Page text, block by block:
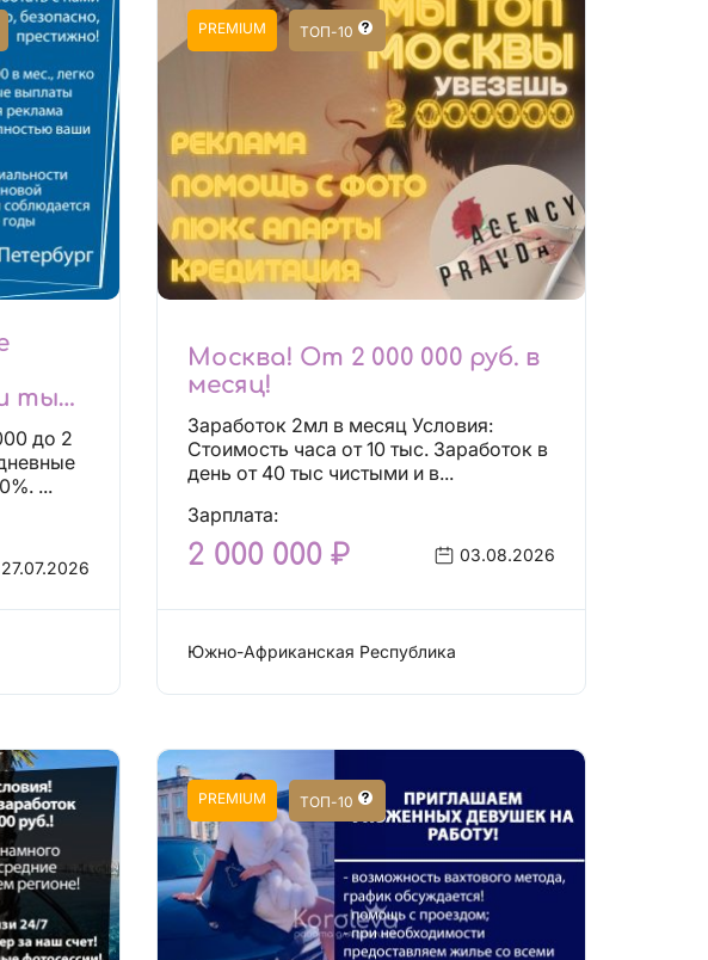
ты
до 2
выплаты. Зарплата девушек 50%. ...
27.07.2026
PREMIUM ТОП-10
Москва! От 2 000 000 руб. в
месяц!
Заработок 2мл в месяц Условия:
Стоимость часа от 10 тыс. Заработок в
день от 40 тыс чистыми и в...
Зарплата:
2 000 000 ₽ 03.08.2026
Южно-Африканская Республика
PREMIUM ТОП-10